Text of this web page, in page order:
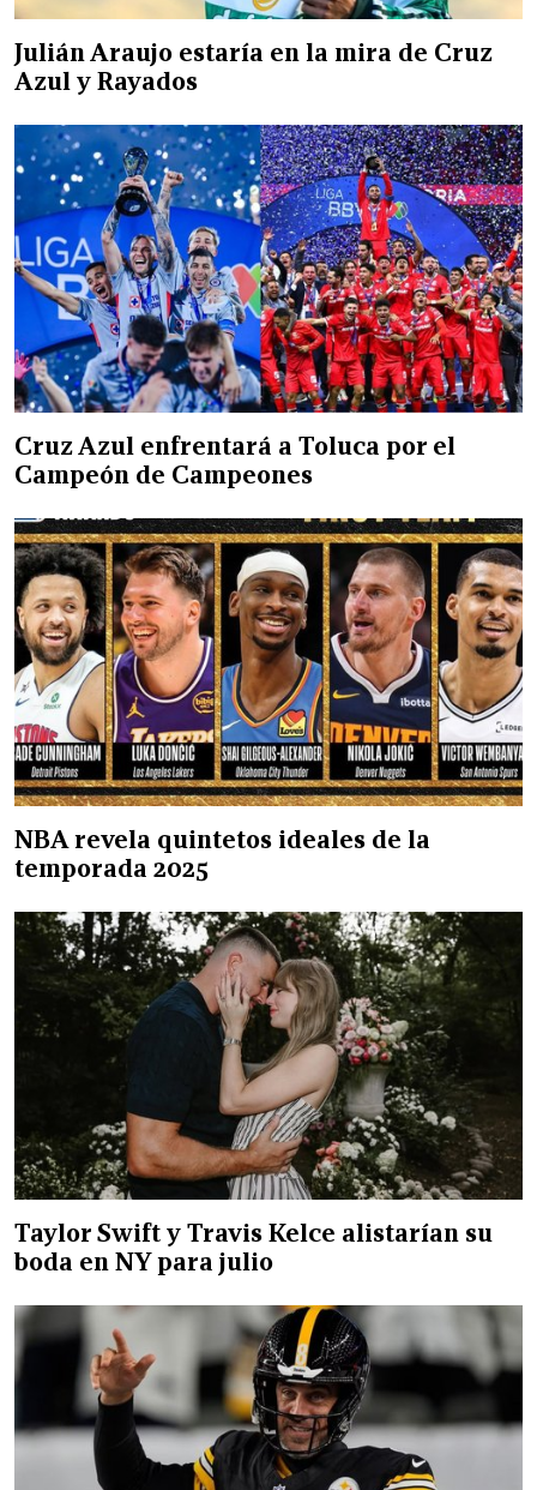
Julián Araujo estaría en la mira de Cruz
Azul y Rayados
Cruz Azul enfrentará a Toluca por el
Campeón de Campeones
NBA revela quintetos ideales de la
temporada 2025
Taylor Swift y Travis Kelce alistarían su
boda en NY para julio